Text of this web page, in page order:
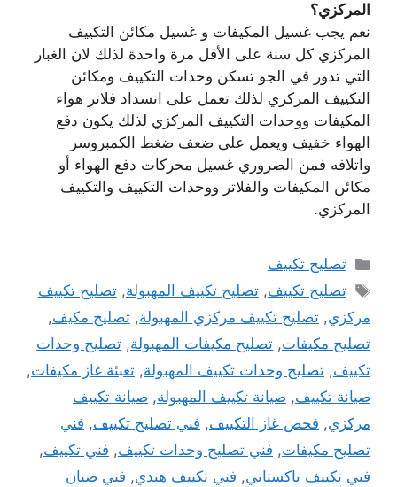
المركزي؟
نعم يجب غسيل المكيفات و غسيل مكائن التكييف
المركزي كل سنة على الأقل مرة واحدة لذلك لان الغبار
التي تدور في الجو تسكن وحدات التكييف ومكائن
التكييف المركزي لذلك تعمل على انسداد فلاتر هواء
المكيفات ووحدات التكييف المركزي لذلك يكون دفع
الهواء خفيف ويعمل على ضعف ضغط الكمبروسر
واتلافه فمن الضروري غسيل محركات دفع الهواء أو
مكائن المكيفات والفلاتر ووحدات التكييف والتكييف
المركزي.
التصنيفات
تصليح تكييف
الوسوم
تصليح تكييف,تصليح تكييف المهبولة,تصليح تكييف
مركزي, تصليح تكييف مركزي المهبولة, تصليح مكيف,
تصليح مكيفات, تصليح مكيفات المهبولة, تصليح وحدات
تكييف, تصليح وحدات تكييف المهبولة, تعبئة غاز مكيفات,
صيانة تكييف, صيانة تكييف المهبولة, صيانة تكييف
مركزي, فحص غاز التكييف, فني تصليح تكييف, فني
تصليح مكيفات, فني تصليح وحدات تكييف, فني تكييف,
فني تكييف باكستاني, فني تكييف هندي, فني صيان